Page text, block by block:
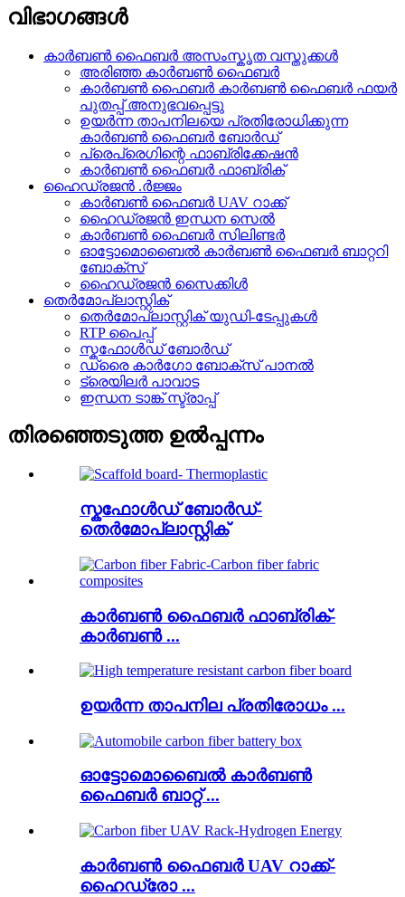
വിഭാഗങ്ങൾ
കാർബൺ ഫൈബർ അസംസ്കൃത വസ്തുക്കൾ
അരിഞ്ഞ കാർബൺ ഫൈബർ
കാർബൺ ഫൈബർ കാർബൺ ഫൈബർ ഫയർ
പുതപ്പ് അനുഭവപ്പെട്ടു
ഉയർന്ന താപനിലയെ പ്രതിരോധിക്കുന്ന
കാർബൺ ഫൈബർ ബോർഡ്
പ്രെപ്രെഗിന്റെ ഫാബ്രിക്കേഷൻ
കാർബൺ ഫൈബർ ഫാബ്രിക്
ഹൈഡ്രജൻ .ർജ്ജം
കാർബൺ ഫൈബർ UAV റാക്ക്
ഹൈഡ്രജൻ ഇന്ധന സെൽ
കാർബൺ ഫൈബർ സിലിണ്ടർ
ഓട്ടോമൊബൈൽ കാർബൺ ഫൈബർ ബാറ്ററി
ബോക്സ്
ഹൈഡ്രജൻ സൈക്കിൾ
തെർമോപ്ലാസ്റ്റിക്
തെർമോപ്ലാസ്റ്റിക് യുഡി-ടേപ്പുകൾ
RTP പൈപ്പ്
സ്കഫോൾഡ് ബോർഡ്
ഡ്രൈ കാർഗോ ബോക്സ് പാനൽ
ട്രെയിലർ പാവാട
ഇന്ധന ടാങ്ക് സ്ട്രാപ്പ്
തിരഞ്ഞെടുത്ത ഉൽപ്പന്നം
സ്കഫോൾഡ് ബോർഡ്-
തെർമോപ്ലാസ്റ്റിക്
കാർബൺ ഫൈബർ ഫാബ്രിക്-
കാർബൺ ...
ഉയർന്ന താപനില പ്രതിരോധം ...
ഓട്ടോമൊബൈൽ കാർബൺ
ഫൈബർ ബാറ്റ് ...
കാർബൺ ഫൈബർ UAV റാക്ക്-
ഹൈഡ്രോ ...